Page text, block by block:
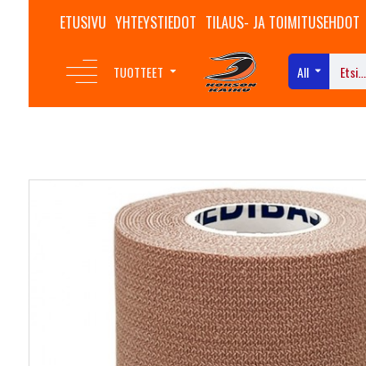
ETUSIVU YHTEYSTIEDOT TILAUS- JA TOIMITUSEHDOT
TUOTTEET All